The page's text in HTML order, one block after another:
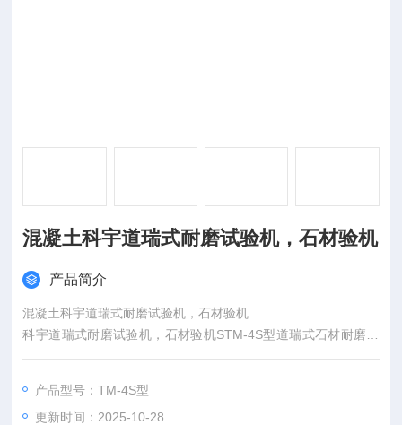
混凝土科宇道瑞式耐磨试验机，石材验机
产品简介
混凝土科宇道瑞式耐磨试验机，石材验机
科宇道瑞式耐磨试验机，石材验机STM-4S型道瑞式石材耐磨试
验机主要是对天然花岗石、大理石和其它建筑装饰材料（如人造
产品型号：TM-4S型
更新时间：2025-10-28